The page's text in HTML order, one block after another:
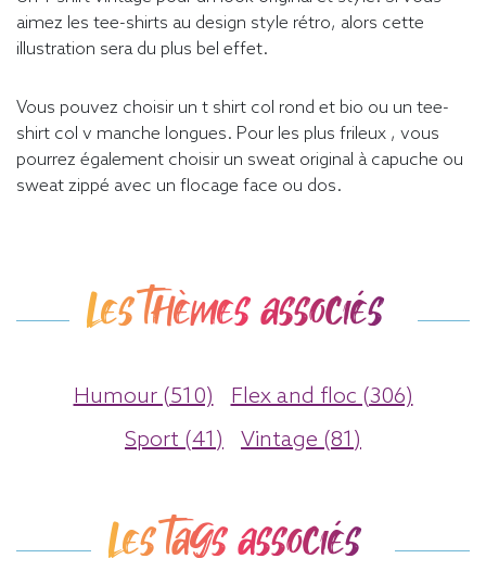
aimez les tee-shirts au design style rétro, alors cette
illustration sera du plus bel effet.
Vous pouvez choisir un t shirt col rond et bio ou un tee-
shirt col v manche longues. Pour les plus frileux , vous
pourrez également choisir un sweat original à capuche ou
sweat zippé avec un flocage face ou dos.
Les thèmes associés
Humour (510)
Flex and floc (306)
Sport (41)
Vintage (81)
Les tags associés